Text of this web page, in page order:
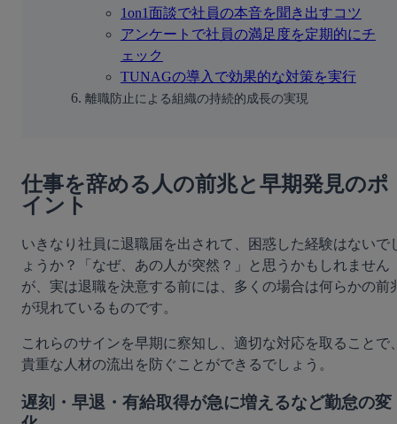
1on1面談で社員の本音を聞き出すコツ
アンケートで社員の満足度を定期的にチ
ェック
TUNAGの導入で効果的な対策を実行
離職防止による組織の持続的成長の実現
仕事を辞める人の前兆と早期発見のポ
イント
いきなり社員に退職届を出されて、困惑した経験はないで
ょうか？「なぜ、あの人が突然？」と思うかもしれません
が、実は退職を決意する前には、多くの場合は何らかの前
が現れているものです。
これらのサインを早期に察知し、適切な対応を取ることで
貴重な人材の流出を防ぐことができるでしょう。
遅刻・早退・有給取得が急に増えるなど勤怠の変